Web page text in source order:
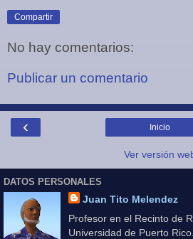
Compartir
No hay comentarios:
Publicar un comentario
‹ Inicio
Ver versión
DATOS PERSONALES
Juan Tito Melendez
Profesor en el Recinto de
Universidad de Puerto Rico.